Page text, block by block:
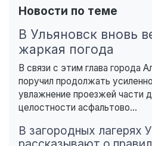
Новости по теме
В Ульяновск вновь
жаркая погода
В связи с этим глава города
поручил продолжать
увлажнение проезжей части
целостности асфальтово...
В загородных лагерях